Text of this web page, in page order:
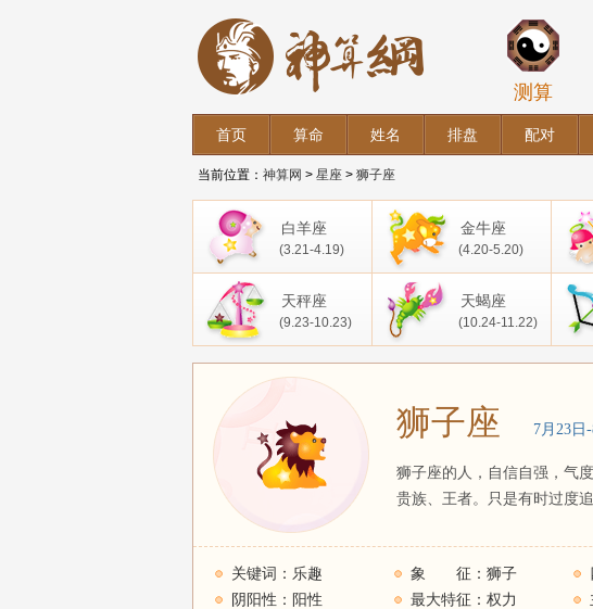
测算
首页 算命 姓名 排盘 配对
当前位置： 神算网 > 星座 > 狮子座
白羊座
(3.21-4.19)
金牛座
(4.20-5.20)
天秤座
(9.23-10.23)
天蝎座
(10.24-11.22)
狮子座 7月23日
狮子座的人，自信自强，气
贵族、王者。只是有时过度
关键词：乐趣 象 征：狮子
阴阳性：阳性
最大特征：权力